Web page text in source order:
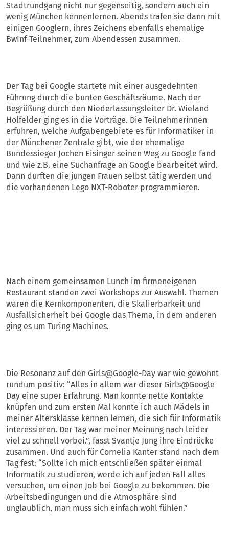
Stadtrundgang nicht nur gegenseitig, sondern auch ein
wenig München kennenlernen. Abends trafen sie dann mit
einigen Googlern, ihres Zeichens ebenfalls ehemalige
BwInf-Teilnehmer, zum Abendessen zusammen.
Der Tag bei Google startete mit einer ausgedehnten
Führung durch die bunten Geschäftsräume. Nach der
Begrüßung durch den Niederlassungsleiter Dr. Wieland
Holfelder ging es in die Vorträge. Die Teilnehmerinnen
erfuhren, welche Aufgabengebiete es für Informatiker in
der Münchener Zentrale gibt, wie der ehemalige
Bundessieger Jochen Eisinger seinen Weg zu Google fand
und wie z.B. eine Suchanfrage an Google bearbeitet wird.
Dann durften die jungen Frauen selbst tätig werden und
die vorhandenen Lego NXT-Roboter programmieren.
Nach einem gemeinsamen Lunch im firmeneigenen
Restaurant standen zwei Workshops zur Auswahl. Themen
waren die Kernkomponenten, die Skalierbarkeit und
Ausfallsicherheit bei Google das Thema, in dem anderen
ging es um Turing Machines.
Die Resonanz auf den Girls@Google-Day war wie gewohnt
rundum positiv: “Alles in allem war dieser Girls@Google
Day eine super Erfahrung. Man konnte nette Kontakte
knüpfen und zum ersten Mal konnte ich auch Mädels in
meiner Altersklasse kennen lernen, die sich für Informatik
interessieren. Der Tag war meiner Meinung nach leider
viel zu schnell vorbei.”, fasst Svantje Jung ihre Eindrücke
zusammen. Und auch für Cornelia Kanter stand nach dem
Tag fest: “Sollte ich mich entschließen später einmal
Informatik zu studieren, werde ich auf jeden Fall alles
versuchen, um einen Job bei Google zu bekommen. Die
Arbeitsbedingungen und die Atmosphäre sind
unglaublich, man muss sich einfach wohl fühlen.”